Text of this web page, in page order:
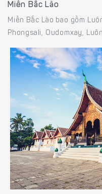
Miền Bắc Lào
Miền Bắc Lào bao gồm
Phongsali, Oudomxay,